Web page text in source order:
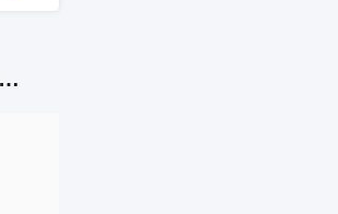
SKONTAKTUJ SIĘ Z NAMI